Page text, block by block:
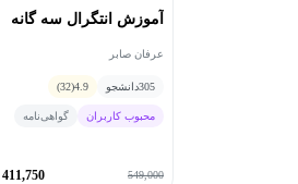
آموزش انتگرال سه گانه
عرفان صابر
305دانشجو 4.9
(32)
محبوب کاربران گواهی‌نامه
549,000
411,750